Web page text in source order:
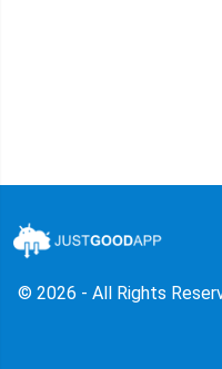
© 2026 - All Rights